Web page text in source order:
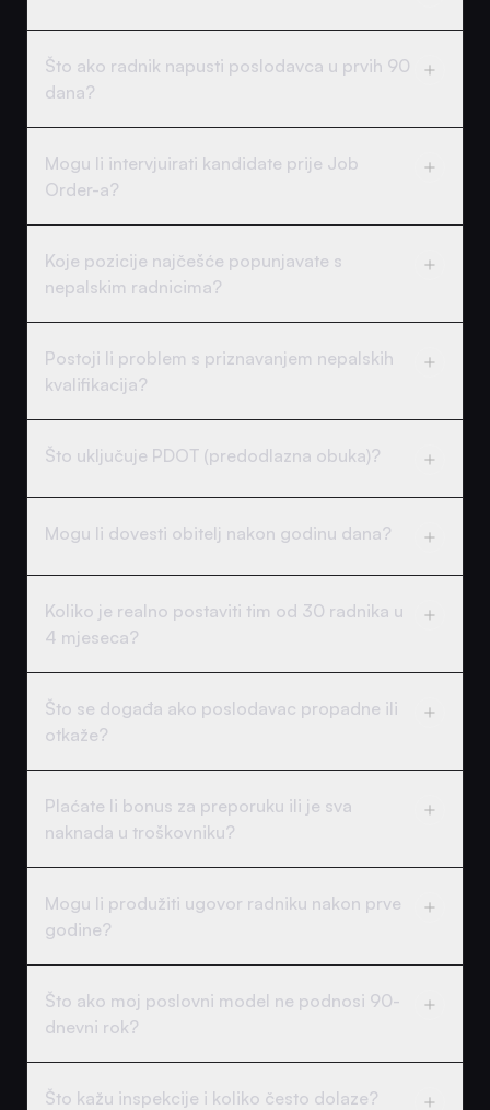
Što ako radnik napusti poslodavca u prvih 90
dana?
Mogu li intervjuirati kandidate prije Job
Order-a?
Koje pozicije najčešće popunjavate s
nepalskim radnicima?
Postoji li problem s priznavanjem nepalskih
kvalifikacija?
Što uključuje PDOT (predodlazna obuka)?
Mogu li dovesti obitelj nakon godinu dana?
Koliko je realno postaviti tim od 30 radnika u
4 mjeseca?
Što se događa ako poslodavac propadne ili
otkaže?
Plaćate li bonus za preporuku ili je sva
naknada u troškovniku?
Mogu li produžiti ugovor radniku nakon prve
godine?
Što ako moj poslovni model ne podnosi 90-
dnevni rok?
Što kažu inspekcije i koliko često dolaze?